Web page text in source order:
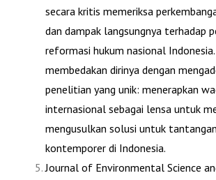
secara kritis memeriksa
dan dampak langsungnya terhadap
reformasi hukum nasional Indonesia.
membedakan dirinya dengan
penelitian yang unik: menerapkan
internasional sebagai lensa untuk
mengusulkan solusi untuk
kontemporer di Indonesia.
Journal of Environmental Science